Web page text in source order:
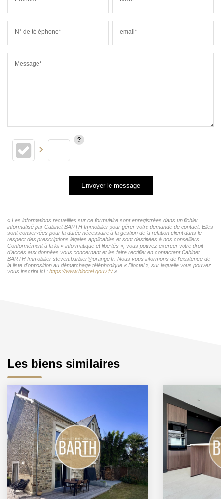
N° de téléphone* email*
Message*
Envoyer le message
« Les informations recueillies sur ce formulaire sont enregistrées dans un fichier
informatisé par Cabinet BARTH Immobilier pour gérer votre demande de contact. Elles
sont conservées pour la durée nécessaire à la gestion de la relation client dans le
respect des prescriptions légales applicables et sont destinées à nos conseillers
Conformément à la loi « informatique et libertés », vous pouvez exercer votre droit
d'accès aux données vous concernant et les faire rectifier en contactant Cabinet
BARTH Immobilier steven.barbier@orange.fr. Nous vous informons de l'existence de
la liste d'opposition au démarchage téléphonique « Bloctel », sur laquelle vous pouvez
vous inscrire ici : https://www.bloctel.gouv.fr/»
Les biens similaires